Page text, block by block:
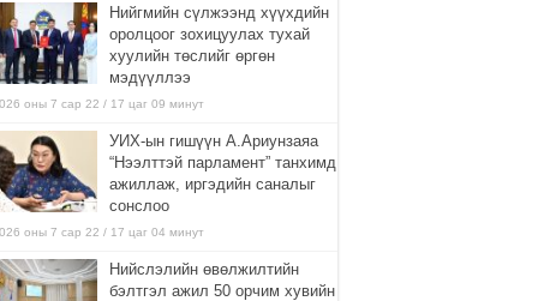
Нийгмийн сүлжээнд хүүхдийн
оролцоог зохицуулах тухай
хуулийн төслийг өргөн
мэдүүллээ
оны 7 сар 22 / 17 цаг 09 минут
УИХ-ын гишүүн А.Ариунзаяа
“Нээлттэй парламент” танхимд
ажиллаж, иргэдийн саналыг
сонслоо
оны 7 сар 22 / 17 цаг 04 минут
Нийслэлийн өвөлжилтийн
бэлтгэл ажил 50 орчим хувийн